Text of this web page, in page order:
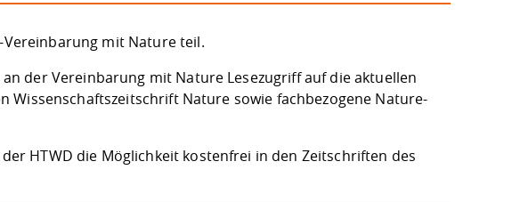
Vereinbarung mit Nature teil.
der Vereinbarung mit Nature Lesezugriff auf die aktuellen
Nature sowie fachbezogene Nature-
HTWD die Möglichkeit kostenfrei in den Zeitschriften des